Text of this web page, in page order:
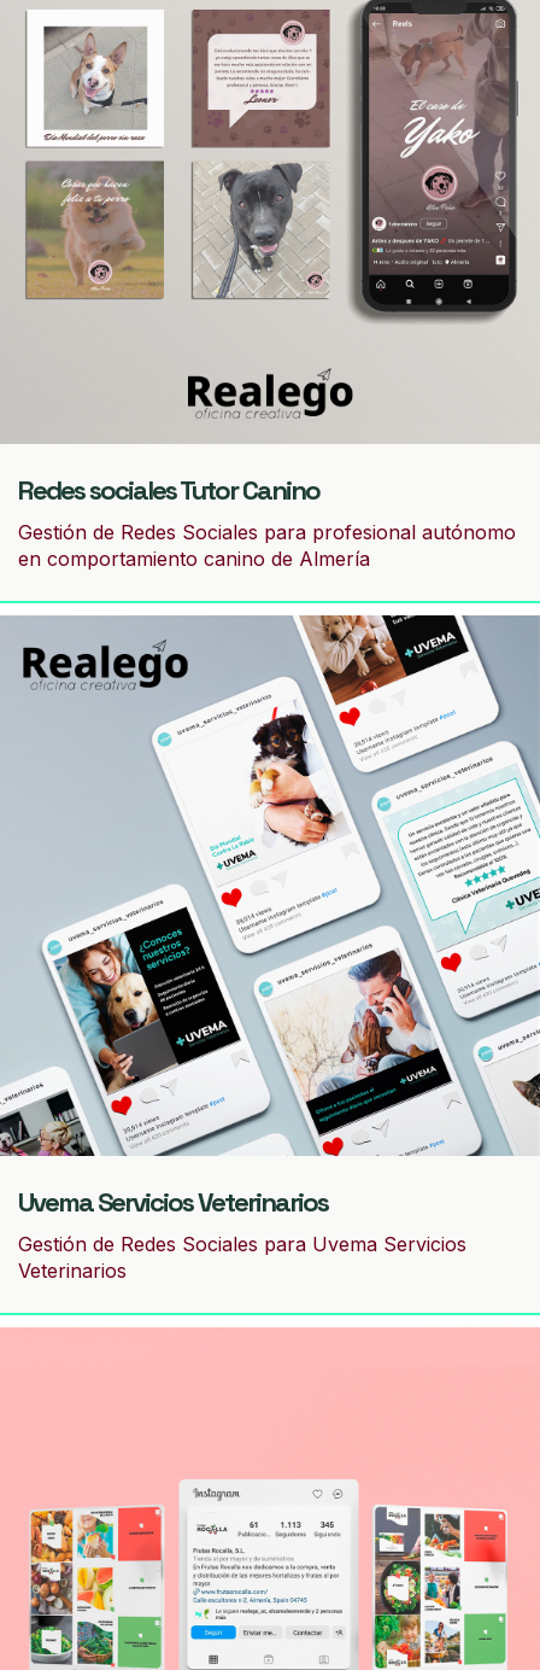
Redes sociales Tutor Canino
Gestión de Redes Sociales para profesional autónomo
en comportamiento canino de Almería
Uvema Servicios Veterinarios
Gestión de Redes Sociales para Uvema Servicios
Veterinarios